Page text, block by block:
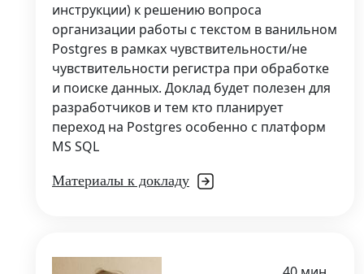
инструкции) к решению вопроса
организации работы с текстом в ванильном
Postgres в рамках чувствительности/не
чувствительности регистра при обработке
и поиске данных. Доклад будет полезен для
разработчиков и тем кто планирует
переход на Postgres особенно с платформ
MS SQL
Материалы к докладу